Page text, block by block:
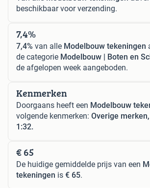
beschikbaar voor verzending.
7,4%
7,4% van alle Modelbouw tekeningen
de categorie Modelbouw | Boten en
de afgelopen week aangeboden.
Kenmerken
Doorgaans heeft een Modelbouw
volgende kenmerken: Overige
1:32.
€ 65
De huidige gemiddelde prijs van een
tekeningen is € 65.